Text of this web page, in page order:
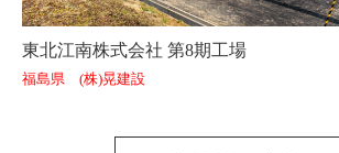
東北江南株式会社 第8期工場
福島県 (株)晃建設